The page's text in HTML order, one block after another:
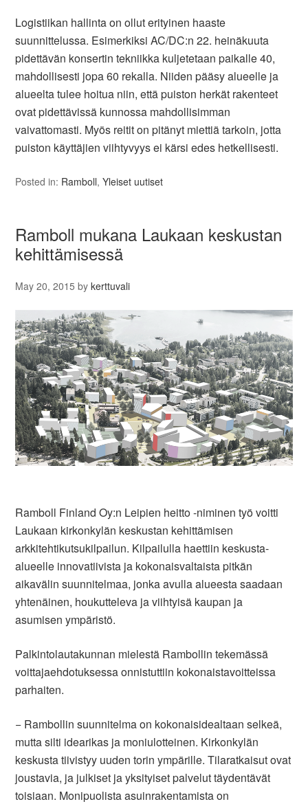
Logistiikan hallinta on ollut erityinen haaste
suunnittelussa. Esimerkiksi AC/DC:n 22. heinäkuuta
pidettävän konsertin tekniikka kuljetetaan paikalle 40,
mahdollisesti jopa 60 rekalla. Niiden pääsy alueelle ja
alueelta tulee hoitua niin, että puiston herkät rakenteet
ovat pidettävissä kunnossa mahdollisimman
vaivattomasti. Myös reitit on pitänyt miettiä tarkoin, jotta
puiston käyttäjien viihtyvyys ei kärsi edes hetkellisesti.
Posted in: Ramboll,Yleiset uutiset
Ramboll mukana Laukaan keskustan
kehittämisessä
May 20, 2015 bykerttuvali
Ramboll Finland Oy:n Leipien heitto -niminen työ voitti
Laukaan kirkonkylän keskustan kehittämisen
arkkitehtikutsukilpailun. Kilpailulla haettiin keskusta-
alueelle innovatiivista ja kokonaisvaltaista pitkän
aikavälin suunnitelmaa, jonka avulla alueesta saadaan
yhtenäinen, houkutteleva ja viihtyisä kaupan ja
asumisen ympäristö.
Palkintolautakunnan mielestä Rambollin tekemässä
voittajaehdotuksessa onnistuttiin kokonaistavoitteissa
parhaiten.
− Rambollin suunnitelma on kokonaisidealtaan selkeä,
mutta silti idearikas ja moniulotteinen. Kirkonkylän
keskusta tiivistyy uuden torin ympärille. Tilaratkaisut ovat
joustavia, ja julkiset ja yksityiset palvelut täydentävät
toisiaan. Monipuolista asuinrakentamista on